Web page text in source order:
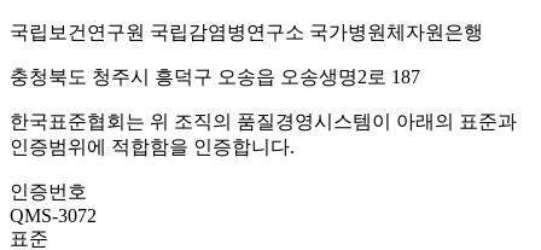
국립보건연구원 국립감염병연구소 국가병원체자원은행
충청북도 청주시 흥덕구 오송읍 오송생명2로 187
한국표준협회는 위 조직의 품질경영시스템이 아래의 표준과
인증범위에 적합함을 인증합니다.
인증번호
QMS-3072
표준